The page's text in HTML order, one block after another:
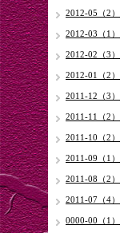
2012-05（2）
2012-03（1）
2012-02（3）
2012-01（2）
2011-12（3）
2011-11（2）
2011-10（2）
2011-09（1）
2011-08（2）
2011-07（4）
0000-00（1）